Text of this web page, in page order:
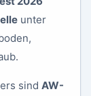
unter
sind AW-